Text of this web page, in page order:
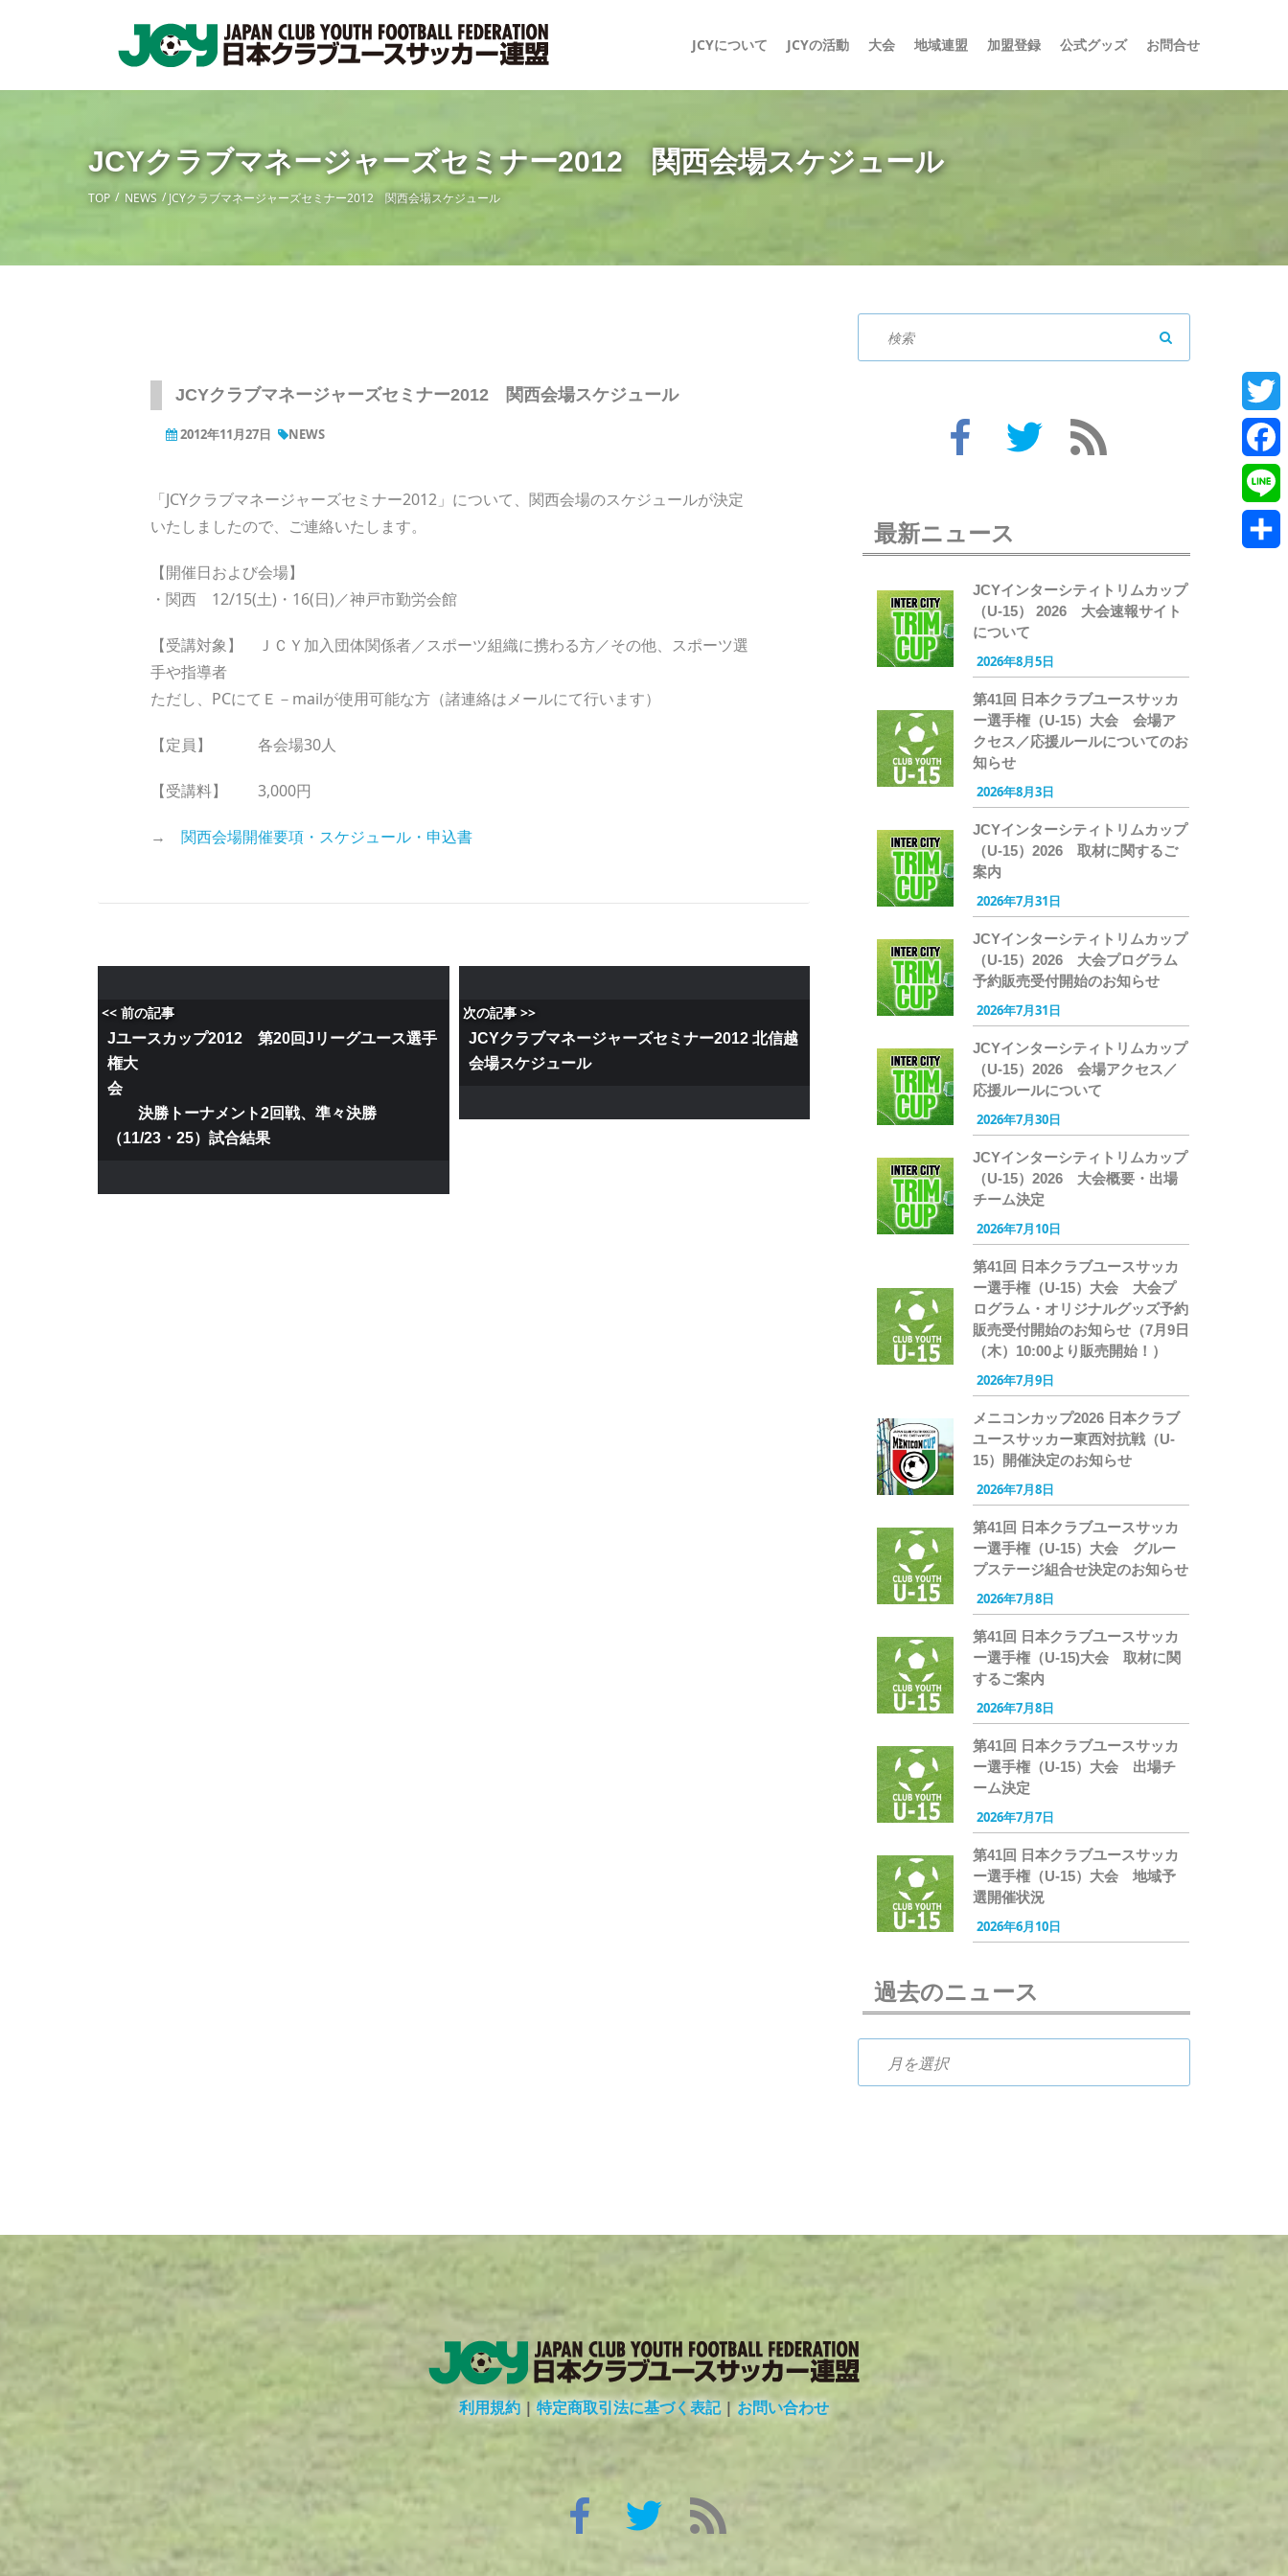
JCYについて JCYの活動 大会 地域連盟 加盟登録 公式グッズ お問合せ
JCYクラブマネージャーズセミナー2012 関西会場スケジュール
TOP NEWS JCYクラブマネージャーズセミナー2012 関西会場スケジュール
JCYクラブマネージャーズセミナー2012 関西会場スケジュール
2012年11月27日 NEWS
「JCYクラブマネージャーズセミナー2012」について、関西会場のスケジュールが決定
いたしましたので、ご連絡いたします。
【開催日および会場】
・関西 12/15(土)・16(日)／神戸市勤労会館
【受講対象】 ＪＣＹ加入団体関係者／スポーツ組織に携わる方／その他、スポーツ選
手や指導者
ただし、PCにてＥ－mailが使用可能な方（諸連絡はメールにて行います）
【定員】 各会場30人
【受講料】 3,000円
→ 関西会場開催要項・スケジュール・申込書
<< 前の記事
Jユースカップ2012 第20回Jリーグユース選手
権大
会
決勝トーナメント2回戦、準々決勝
（11/23・25）試合結果
次の記事 >>
JCYクラブマネージャーズセミナー2012 北信越
会場スケジュール
最新ニュース
JCYインターシティトリムカップ
（U-15） 2026 大会速報サイト
について
2026年8月5日
第41回 日本クラブユースサッカ
ー選手権（U-15）大会 会場ア
クセス／応援ルールについてのお
知らせ
2026年8月3日
JCYインターシティトリムカップ
（U-15）2026 取材に関するご
案内
2026年7月31日
JCYインターシティトリムカップ
（U-15）2026 大会プログラム
予約販売受付開始のお知らせ
2026年7月31日
JCYインターシティトリムカップ
（U-15）2026 会場アクセス／
応援ルールについて
2026年7月30日
JCYインターシティトリムカップ
（U-15）2026 大会概要・出場
チーム決定
2026年7月10日
第41回 日本クラブユースサッカ
ー選手権（U-15）大会 大会プ
ログラム・オリジナルグッズ予約
販売受付開始のお知らせ（7月9日
（木）10:00より販売開始！）
2026年7月9日
メニコンカップ2026 日本クラブ
ユースサッカー東西対抗戦（U-
15）開催決定のお知らせ
2026年7月8日
第41回 日本クラブユースサッカ
ー選手権（U-15）大会 グルー
プステージ組合せ決定のお知らせ
2026年7月8日
第41回 日本クラブユースサッカ
ー選手権（U-15)大会 取材に関
するご案内
2026年7月8日
第41回 日本クラブユースサッカ
ー選手権（U-15）大会 出場チ
ーム決定
2026年7月7日
第41回 日本クラブユースサッカ
ー選手権（U-15）大会 地域予
選開催状況
2026年6月10日
過去のニュース
利用規約 | 特定商取引法に基づく表記|お問い合わせ
Line